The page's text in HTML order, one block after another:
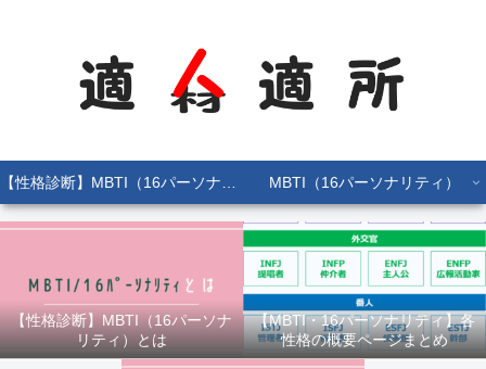
【性格診断】MBTI（16パーソナリティ）とは MBTI（16パーソナリティ）
【性格診断】MBTI（16パーソナ
リティ）とは
【MBTI・16パーソナリティ】各
性格の概要ページまとめ